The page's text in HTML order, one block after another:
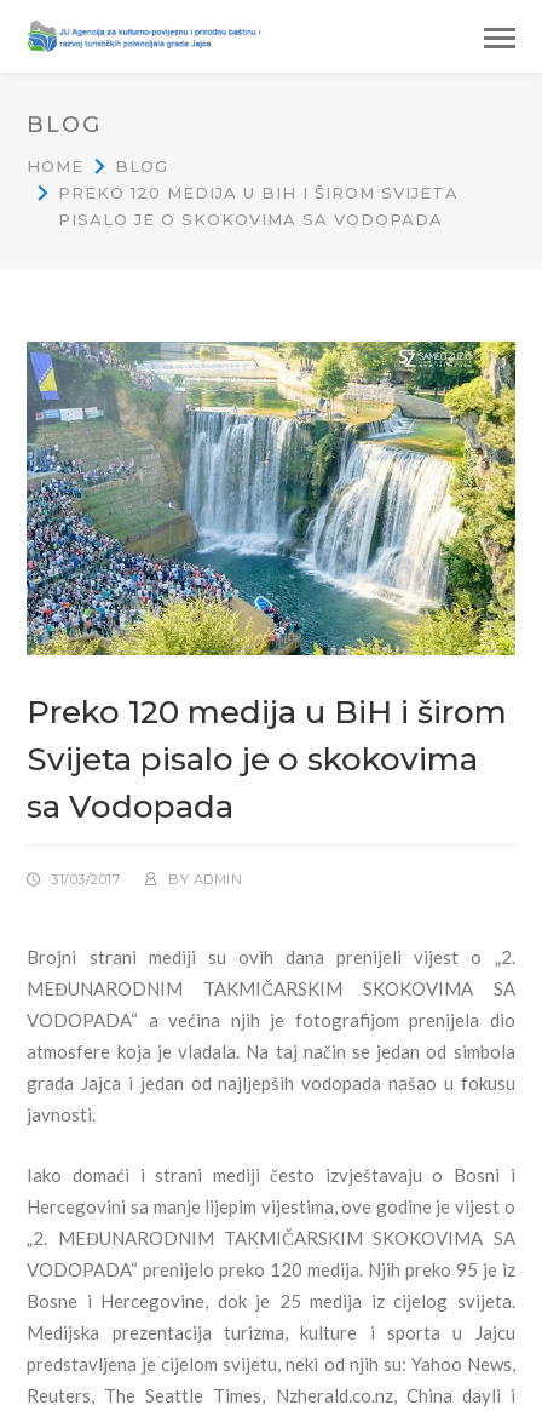
BLOG
HOME
BLOG
PREKO 120 MEDIJA U BIH I ŠIROM SVIJETA
PISALO JE O SKOKOVIMA SA VODOPADA
Preko 120 medija u BiH i širom
Svijeta pisalo je o skokovima
sa Vodopada
31/03/2017 BY ADMIN
Brojni strani mediji su ovih dana prenijeli vijest o „2.
MEĐUNARODNIM TAKMIČARSKIM SKOKOVIMA SA
VODOPADA“ a većina njih je fotografijom prenijela dio
atmosfere koja je vladala. Na taj način se jedan od simbola
grada Jajca i jedan od najljepših vodopada našao u fokusu
javnosti.
Iako domaći i strani mediji često izvještavaju o Bosni i
Hercegovini sa manje lijepim vijestima, ove godine je vijest o
„2. MEĐUNARODNIM TAKMIČARSKIM SKOKOVIMA SA
VODOPADA“ prenijelo preko 120 medija. Njih preko 95 je iz
Bosne i Hercegovine, dok je 25 medija iz cijelog svijeta.
Medijska prezentacija turizma, kulture i sporta u Jajcu
predstavljena je cijelom svijetu, neki od njih su: Yahoo News,
Reuters, The Seattle Times, Nzherald.co.nz, China dayli i